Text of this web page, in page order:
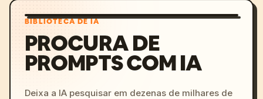
BIBLIOTECA DE IA
PROCURA DE
PROMPTS COM IA
Deixa a IA pesquisar em dezenas de milhares de